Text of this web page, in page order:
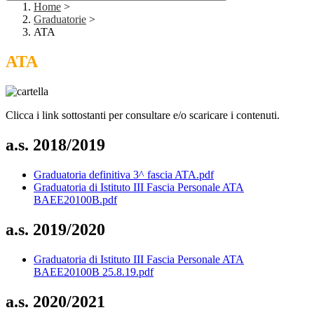
Home >
Graduatorie >
ATA
ATA
Clicca i link sottostanti per consultare e/o scaricare i contenuti.
a.s. 2018/2019
Graduatoria definitiva 3^ fascia ATA.pdf
Graduatoria di Istituto III Fascia Personale ATA
BAEE20100B.pdf
a.s. 2019/2020
Graduatoria di Istituto III Fascia Personale ATA
BAEE20100B 25.8.19.pdf
a.s. 2020/2021